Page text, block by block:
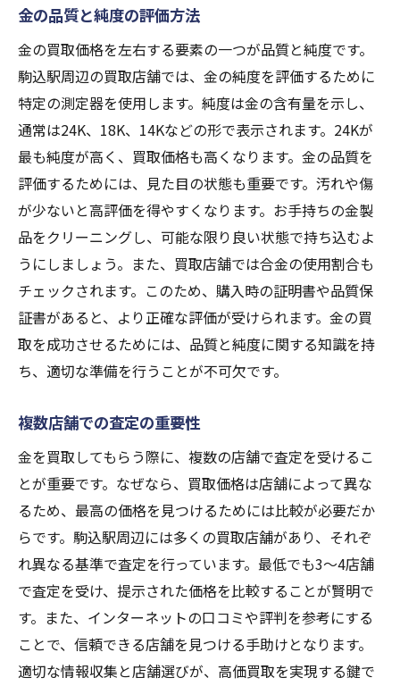
金の品質と純度の評価方法
金の買取価格を左右する要素の一つが品質と純度です。
駒込駅周辺の買取店舗では、金の純度を評価するために
特定の測定器を使用します。純度は金の含有量を示し、
通常は24K、18K、14Kなどの形で表示されます。24Kが
最も純度が高く、買取価格も高くなります。金の品質を
評価するためには、見た目の状態も重要です。汚れや傷
が少ないと高評価を得やすくなります。お手持ちの金製
品をクリーニングし、可能な限り良い状態で持ち込むよ
うにしましょう。また、買取店舗では合金の使用割合も
チェックされます。このため、購入時の証明書や品質保
証書があると、より正確な評価が受けられます。金の買
取を成功させるためには、品質と純度に関する知識を持
ち、適切な準備を行うことが不可欠です。
複数店舗での査定の重要性
金を買取してもらう際に、複数の店舗で査定を受けるこ
とが重要です。なぜなら、買取価格は店舗によって異な
るため、最高の価格を見つけるためには比較が必要だか
らです。駒込駅周辺には多くの買取店舗があり、それぞ
れ異なる基準で査定を行っています。最低でも3〜4店舗
で査定を受け、提示された価格を比較することが賢明で
す。また、インターネットの口コミや評判を参考にする
ことで、信頼できる店舗を見つける手助けとなります。
適切な情報収集と店舗選びが、高価買取を実現する鍵で